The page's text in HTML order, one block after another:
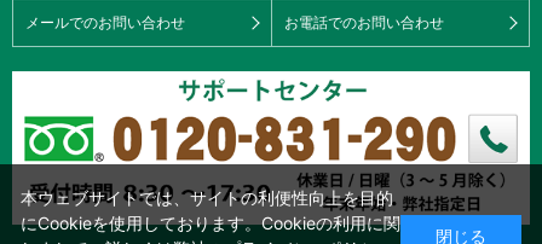
メールでのお問い合わせ お電話でのお問い合わせ
本ウェブサイトでは、サイトの利便性向上を目的
にCookieを使用しております。Cookieの利用に関
閉じる